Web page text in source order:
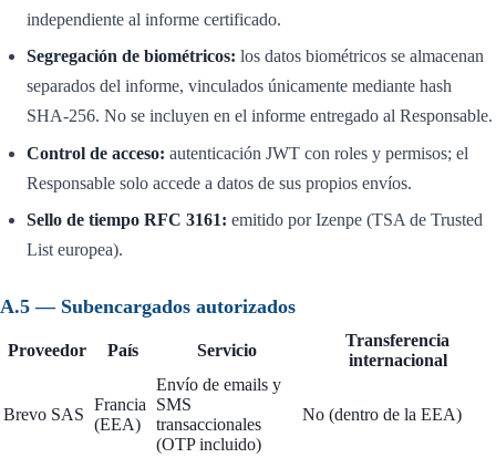
independiente al informe certificado.
Segregación de biométricos: los datos biométricos se almacenan
separados del informe, vinculados únicamente mediante hash
SHA-256. No se incluyen en el informe entregado al Responsable.
Control de acceso: autenticación JWT con roles y permisos; el
Responsable solo accede a datos de sus propios envíos.
Sello de tiempo RFC 3161: emitido por Izenpe (TSA de Trusted
List europea).
A.5 — Subencargados autorizados
Proveedor País Servicio
Transferencia
internacional
Brevo SAS
Francia
(EEA)
Envío de emails y
SMS
transaccionales
(OTP incluido)
No (dentro de la EEA)